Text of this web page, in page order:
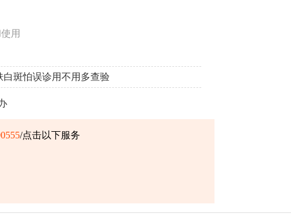
用
白斑怕误诊用不用多查验
/点击以下服务